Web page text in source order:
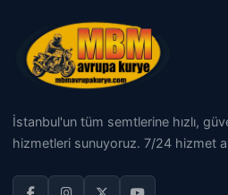
İstanbul'un tüm semtlerine hızlı,
hizmetleri sunuyoruz. 7/24 hizmet